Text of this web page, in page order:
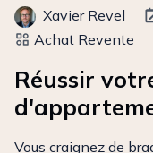
Xavier Revel
Achat Revente
Réussir
Vous craignez de